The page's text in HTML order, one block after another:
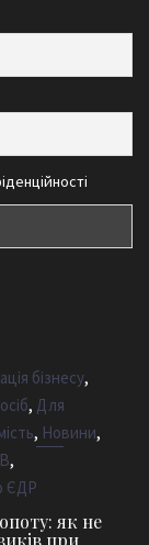
бізнесу,
, Для
, Новини,
,
ЄДР
як не
при